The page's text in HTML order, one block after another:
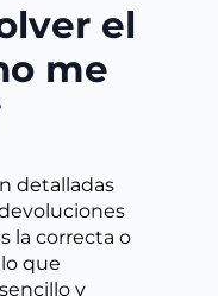
el
me
detalladas
la correcta o
que
y